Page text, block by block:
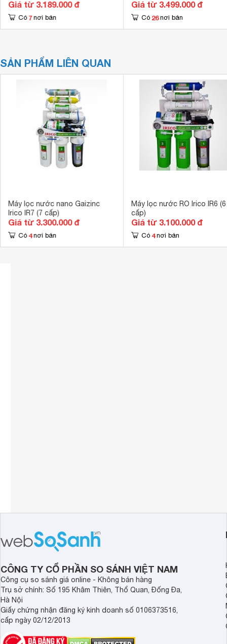
vỏ tủ
Giá từ 3.189.000 đ
Có 7 nơi bán
Giá từ 3.499.000 đ
Có 26 nơi bán
SẢN PHẨM LIÊN QUAN
Máy lọc nước nano Gaizinc
Irico IR7 (7 cấp)
Giá từ 3.300.000 đ
Có 4 nơi bán
Máy lọc nước RO Irico IR6 (6
cấp)
Giá từ 3.100.000 đ
Có 4 nơi bán
CÔNG TY CỔ PHẦN SO SÁNH VIỆT NAM
Công cụ so sánh giá online - Không bán hàng
Trụ sở chính: Số 195 Khâm Thiên, Thổ Quan, Đống Đa,
Hà Nội
Giấy chứng nhận đăng ký kinh doanh số 0106373516,
cấp ngày 02/12/2013